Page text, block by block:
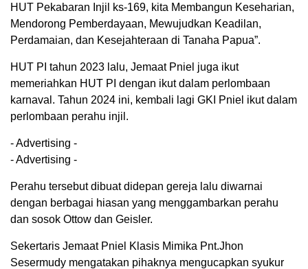
HUT Pekabaran Injil ks-169, kita Membangun Keseharian,
Mendorong Pemberdayaan, Mewujudkan Keadilan,
Perdamaian, dan Kesejahteraan di Tanaha Papua”.
HUT PI tahun 2023 lalu, Jemaat Pniel juga ikut
memeriahkan HUT PI dengan ikut dalam perlombaan
karnaval. Tahun 2024 ini, kembali lagi GKI Pniel ikut dalam
perlombaan perahu injil.
- Advertising -
- Advertising -
Perahu tersebut dibuat didepan gereja lalu diwarnai
dengan berbagai hiasan yang menggambarkan perahu
dan sosok Ottow dan Geisler.
Sekertaris Jemaat Pniel Klasis Mimika Pnt.Jhon
Sesermudy mengatakan pihaknya mengucapkan syukur